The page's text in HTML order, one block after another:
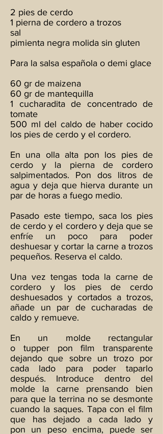
2 pies de cerdo
1 pierna de cordero a trozos
sal
pimienta negra molida sin gluten
Para la salsa española o demi glace
60 gr de maizena
60 gr de mantequilla
1 cucharadita de concentrado de
tomate
500 ml del caldo de haber cocido
los pies de cerdo y el cordero.
En una olla alta pon los pies de
cerdo y la pierna de cordero
salpimentados. Pon dos litros de
agua y deja que hierva durante un
par de horas a fuego medio.
Pasado este tiempo, saca los pies
de cerdo y el cordero y deja que se
enfríe un poco para poder
deshuesar y cortar la carne a trozos
pequeños. Reserva el caldo.
Una vez tengas toda la carne de
cordero y los pies de cerdo
deshuesados y cortados a trozos,
añade un par de cucharadas de
caldo y remueve.
En un molde rectangular
o tupper pon film transparente
dejando que sobre un trozo por
cada lado para poder taparlo
después. Introduce dentro del
molde la carne prensando bien
para que la terrina no se desmonte
cuando la saques. Tapa con el film
que has dejado a cada lado y
pon un peso encima, puede ser